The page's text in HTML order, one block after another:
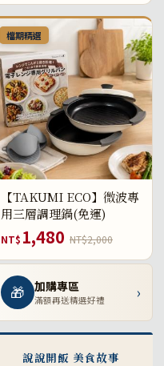
檔期精選
【TAKUMI ECO】微波專
用三層調理鍋(免運)
NT$ 1,480 NT$2,000
🎁 加購專區
滿額再送精選好禮 ›
說說開飯 美食故事